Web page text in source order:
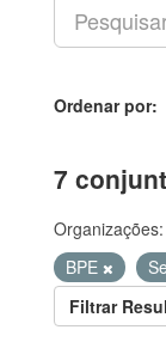
Ordenar por
7
Organizações:
BPE
Filtrar